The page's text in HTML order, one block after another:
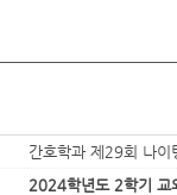
간호학과 제29회 나이
2024학년도 2학기 교